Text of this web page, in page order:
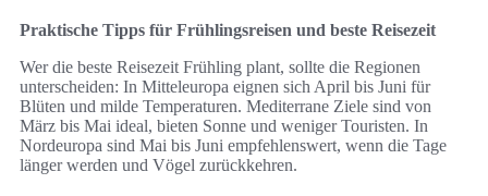
Praktische Tipps für Frühlingsreisen und beste Reisezeit
Wer die beste Reisezeit Frühling plant, sollte die Regionen
unterscheiden: In Mitteleuropa eignen sich April bis Juni für
Blüten und milde Temperaturen. Mediterrane Ziele sind von
März bis Mai ideal, bieten Sonne und weniger Touristen. In
Nordeuropa sind Mai bis Juni empfehlenswert, wenn die Tage
länger werden und Vögel zurückkehren.